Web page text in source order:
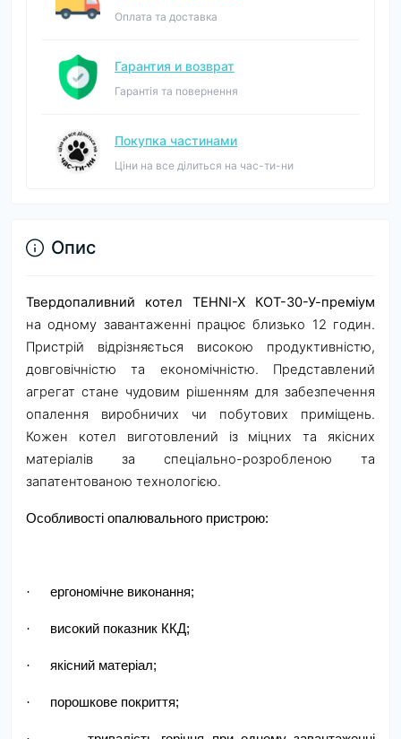
Оплата та доставка
Гарантия и возврат
Гарантія та повернення
Покупка частинами
Ціни на все ділиться на час-ти-ни
Опис
Твердопаливний котел TEHNI-X КОТ-30-У-преміум
на одному завантаженні працює близько 12 годин.
Пристрій відрізняється високою продуктивністю,
довговічністю та економічністю. Представлений
агрегат стане чудовим рішенням для забезпечення
опалення виробничих чи побутових приміщень.
Кожен котел виготовлений із міцних та якісних
матеріалів за спеціально-розробленою та
запатентованою технологією.
Особливості опалювального пристрою:
· ергономічне виконання;
· високий показник ККД;
· якісний матеріал;
· порошкове покриття;